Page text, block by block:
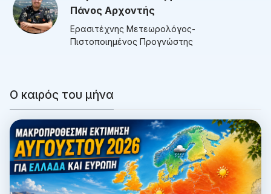
Πάνος Αρχοντής
Ερασιτέχνης Μετεωρολόγος-
Πιστοποιημένος Προγνώστης
Ο καιρός του μήνα